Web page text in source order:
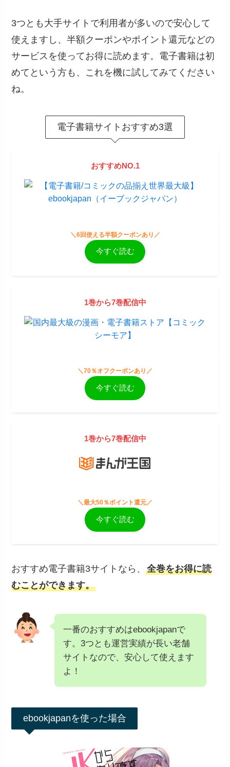
3つとも大手サイトで利用者が多いので安心して
使えますし、半額クーポンやポイント還元などの
サービスを使ってお得に読めます。電子書籍は初
めてという方も、これを機に試してみてください
ね。
電子書籍サイトおすすめ3選
おすすめNO.1
＼6回使える半額クーポンあり／
今すぐ読む
1巻から7巻配信中
＼70％オフクーポンあり／
今すぐ読む
1巻から7巻配信中
＼最大50％ポイント還元／
今すぐ読む
おすすめ電子書籍3サイトなら、全巻をお得に読
むことができます。
一番のおすすめはebookjapanで
す。3つとも運営実績が長い老舗
サイトなので、安心して使えます
よ！
ebookjapanを使った場合